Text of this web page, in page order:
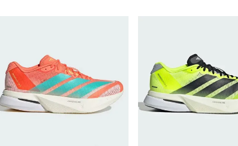
その他アクセサリー
ハンドボール
ハンドボールシューズ
ラグビー
ラグビースパイク
スイム・競泳
サンダル
MIKAN
O